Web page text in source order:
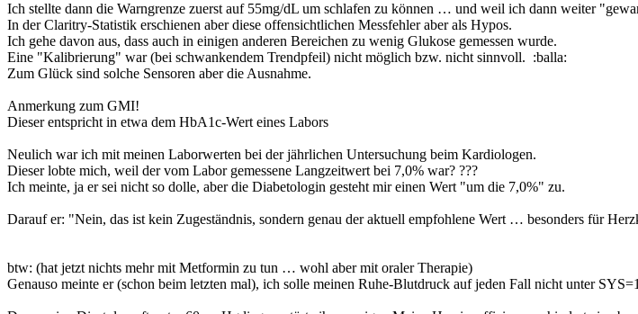
Ich stellte dann die Warngrenze zuerst auf 55mg/dL um schlafen zu können … und weil ich dann weiter
In der Claritry-Statistik erschienen aber diese offensichtlichen Messfehler aber als Hypos.
Ich gehe davon aus, dass auch in einigen anderen Bereichen zu wenig Glukose gemessen wurde.
Eine "Kalibrierung" war (bei schwankendem Trendpfeil) nicht möglich bzw. nicht sinnvoll. :balla:
Zum Glück sind solche Sensoren aber die Ausnahme.
Anmerkung zum GMI!
Dieser entspricht in etwa dem HbA1c-Wert eines Labors
Neulich war ich mit meinen Laborwerten bei der jährlichen Untersuchung beim Kardiologen.
Dieser lobte mich, weil der vom Labor gemessene Langzeitwert bei 7,0% war? ???
Ich meinte, ja er sei nicht so dolle, aber die Diabetologin gesteht mir einen Wert "um die 7,0%" zu.
Darauf er: "Nein, das ist kein Zugeständnis, sondern genau der aktuell empfohlene Wert … besonders für
btw: (hat jetzt nichts mehr mit Metformin zu tun … wohl aber mit oraler Therapie)
Genauso meinte er (schon beim letzten mal), ich solle meinen Ruhe-Blutdruck auf jeden Fall nicht unter